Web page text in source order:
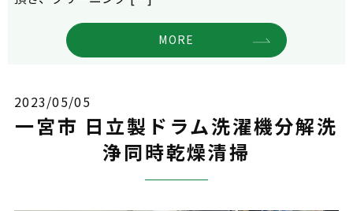
MORE
2023/05/05
一宮市 日立製ドラム洗濯機分解洗
浄同時乾燥清掃